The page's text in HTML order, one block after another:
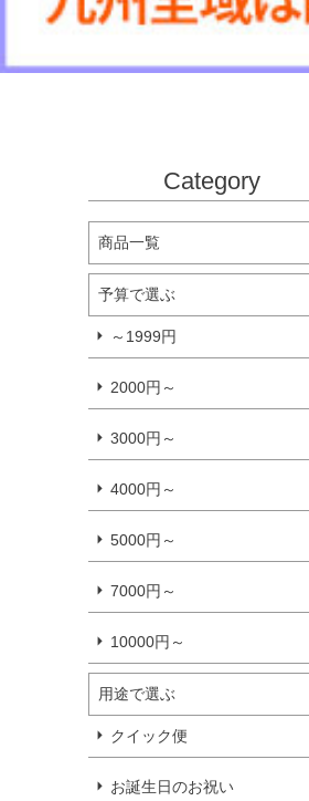
Category
商品一覧
予算で選ぶ
～1999円
2000円～
3000円～
4000円～
5000円～
7000円～
10000円～
用途で選ぶ
クイック便
お誕生日のお祝い